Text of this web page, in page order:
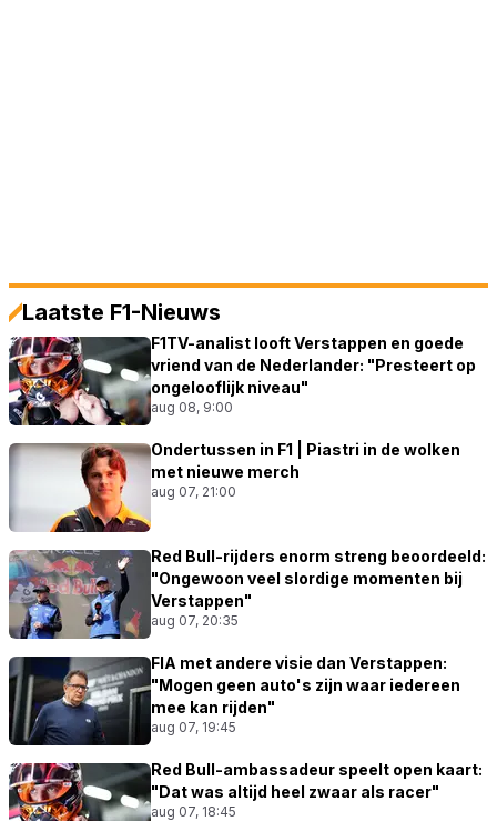
Laatste F1-Nieuws
F1TV-analist looft Verstappen en goede
vriend van de Nederlander: "Presteert op
ongelooflijk niveau"
aug 08, 9:00
Ondertussen in F1 | Piastri in de wolken
met nieuwe merch
aug 07, 21:00
Red Bull-rijders enorm streng beoordeeld:
"Ongewoon veel slordige momenten bij
Verstappen"
aug 07, 20:35
FIA met andere visie dan Verstappen:
"Mogen geen auto's zijn waar iedereen
mee kan rijden"
aug 07, 19:45
Red Bull-ambassadeur speelt open kaart:
"Dat was altijd heel zwaar als racer"
aug 07, 18:45